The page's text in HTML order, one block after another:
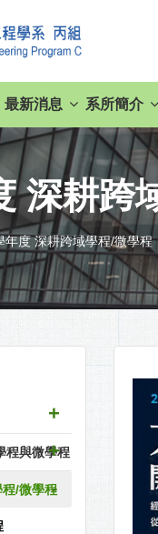
最新消息 系所簡介
深耕跨
年度 深耕跨域學程/微學程
程與微學程
/微學程